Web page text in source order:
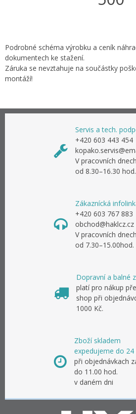
Podrobné schéma výrobku a ceník
dokumentech ke stažení.
Záruka se nevztahuje na součástky
montáží!
Servis a tech.
+420 603 443 454
V pracovních
od 8.30–16.30 hod.
Zákaznícká
+420 603 767 883
obchod@haklcz.cz
V pracovních
od 7.30–15.00hod.
Dopravní a balné
platí pro nákup
shop při
1000 Kč.
Zboží skladem
expedujeme do 24
při objednávkach
do 11.00 hod.
v daném dni